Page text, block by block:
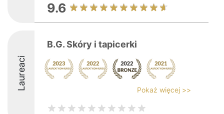
9.6
Laureaci
B.G. Skóry i tapicerki
Pokaż więcej >>